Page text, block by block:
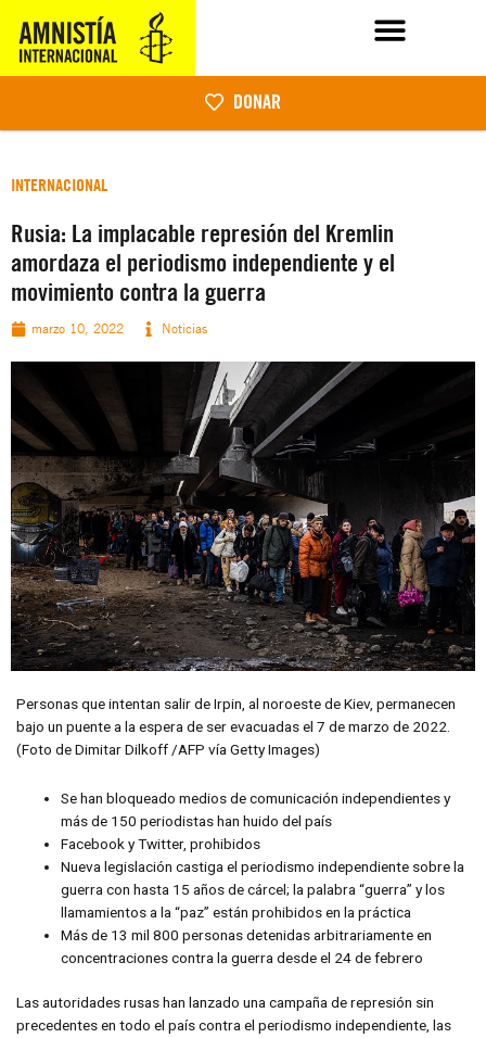
DONAR
INTERNACIONAL
Rusia: La implacable represión del Kremlin
amordaza el periodismo independiente y el
movimiento contra la guerra
marzo 10, 2022 Noticias
Personas que intentan salir de Irpin, al noroeste de Kiev, permanecen
bajo un puente a la espera de ser evacuadas el 7 de marzo de 2022.
(Foto de Dimitar Dilkoff /AFP vía Getty Images)
Se han bloqueado medios de comunicación independientes y
más de 150 periodistas han huido del país
Facebook y Twitter, prohibidos
Nueva legislación castiga el periodismo independiente sobre la
guerra con hasta 15 años de cárcel; la palabra “guerra” y los
llamamientos a la “paz” están prohibidos en la práctica
Más de 13 mil 800 personas detenidas arbitrariamente en
concentraciones contra la guerra desde el 24 de febrero
Las autoridades rusas han lanzado una campaña de represión sin
precedentes en todo el país contra el periodismo independiente, las